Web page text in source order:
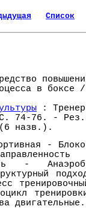
Список
в боксе /
:
74-76. -
назв.).
-
-
двигательные.